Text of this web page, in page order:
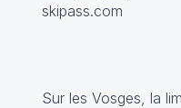
skipass.com
Sur les Vosges, la